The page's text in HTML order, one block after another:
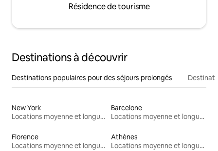
Résidence de tourisme
Destinations à découvrir
Destinations populaires pour des séjours prolongés
New York
Locations moyenne et longue durée
Barcelone
Locations moyenne et longue durée
Florence
Locations moyenne et longue durée
Athènes
Locations moyenne et longue durée